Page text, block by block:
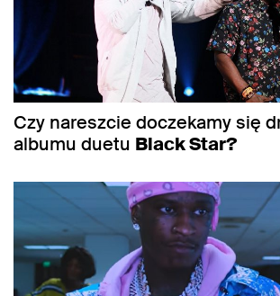
Czy nareszcie doczekamy się
albumu duetu Black Star?